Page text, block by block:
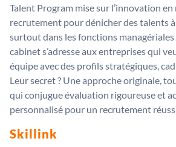
Talent Program mise sur l’innovation
recrutement pour dénicher des talents
surtout dans les fonctions managériales
cabinet s’adresse aux entreprises qui
équipe avec des profils stratégiques,
Leur secret ? Une approche originale,
qui conjugue évaluation rigoureuse et
personnalisé pour un recrutement
Skillink